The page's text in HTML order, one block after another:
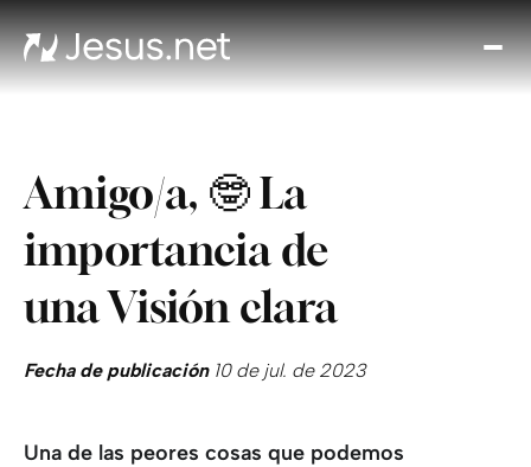
Amigo/a, 🤓 La
importancia de
una Visión clara
Fecha de publicación10 de jul. de 2023
Una de las peores cosas que podemos